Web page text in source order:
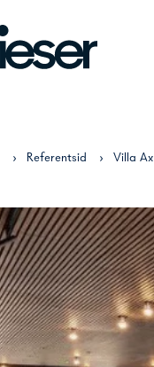
› Referentsid › Villa Ax